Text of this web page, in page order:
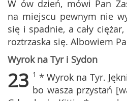
W ów dzień, mówi Pan
na miejscu pewnym nie
się i spadnie, a cały
roztrzaska się. Albowiem
Wyrok na Tyr i Sydon
23 1 * Wyrok na Tyr.
bo wasza przystań